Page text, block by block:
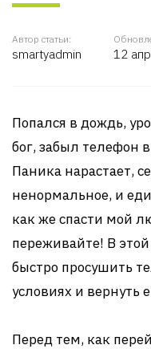
Автор статьи:
smartyadmin 12
Попался в дождь,
бог, забыл телефон
Паника нарастает,
ненормальное, и
как же спасти мой
переживайте! В
быстро просушить
условиях и вернуть
Перед тем, как